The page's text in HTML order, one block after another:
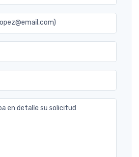
en detalle su solicitud